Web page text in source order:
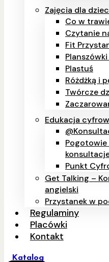
Zajęcia dla
Co w
Czytanie
Fit
Plastuś
Różdżką i
Twórcze
Edukacja
Punkt
Get Talking –
angielski
Przystanek w
Regulaminy
Placówki
Kontakt
Katalog